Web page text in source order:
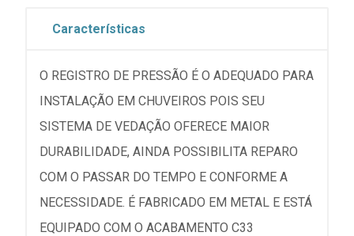
Características
O REGISTRO DE PRESSÃO É O ADEQUADO PARA
INSTALAÇÃO EM CHUVEIROS POIS SEU
SISTEMA DE VEDAÇÃO OFERECE MAIOR
DURABILIDADE, AINDA POSSIBILITA REPARO
COM O PASSAR DO TEMPO E CONFORME A
NECESSIDADE. É FABRICADO EM METAL E ESTÁ
EQUIPADO COM O ACABAMENTO C33